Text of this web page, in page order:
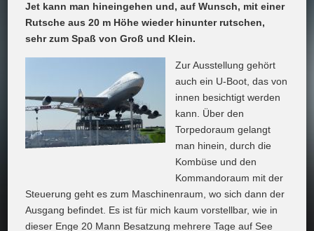
Jet kann man hineingehen und, auf Wunsch, mit einer
Rutsche aus 20 m Höhe wieder hinunter rutschen,
sehr zum Spaß von Groß und Klein.
Zur Ausstellung gehört
auch ein U-Boot, das von
innen besichtigt werden
kann. Über den
Torpedoraum gelangt
man hinein, durch die
Kombüse und den
Kommandoraum mit der
Steuerung geht es zum Maschinenraum, wo sich dann der
Ausgang befindet. Es ist für mich kaum vorstellbar, wie in
dieser Enge 20 Mann Besatzung mehrere Tage auf See